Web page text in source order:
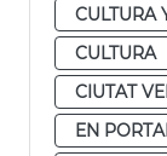
CULTURA
CULTURA
CIUTAT
EN